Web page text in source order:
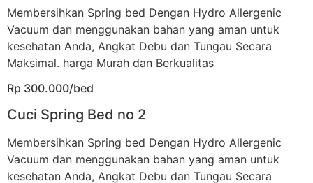
Membersihkan Spring bed Dengan Hydro Allergenic
Vacuum dan menggunakan bahan yang aman untuk
kesehatan Anda, Angkat Debu dan Tungau Secara
Maksimal. harga Murah dan Berkualitas
Rp 300.000/bed
Cuci Spring Bed no 2
Membersihkan Spring bed Dengan Hydro Allergenic
Vacuum dan menggunakan bahan yang aman untuk
kesehatan Anda, Angkat Debu dan Tungau Secara